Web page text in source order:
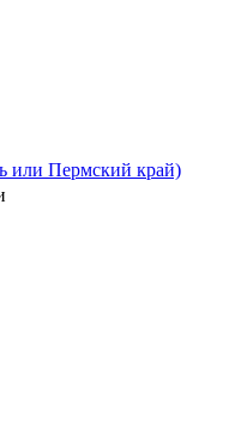
или Пермский край)